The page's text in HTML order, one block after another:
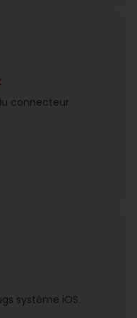
connecteur
système iOS.